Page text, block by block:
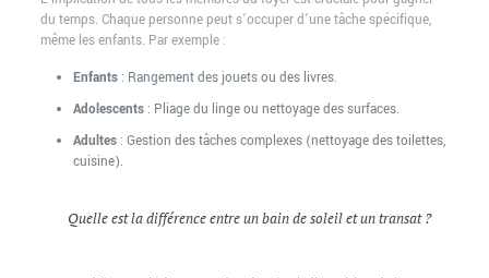
du temps. Chaque personne peut s’occuper d’une tâche spécifique,
même les enfants. Par exemple :
Enfants: Rangement des jouets ou des livres.
Adolescents: Pliage du linge ou nettoyage des surfaces.
Adultes: Gestion des tâches complexes (nettoyage des toilettes,
cuisine).
Quelle est la différence entre un bain de soleil et un transat ?